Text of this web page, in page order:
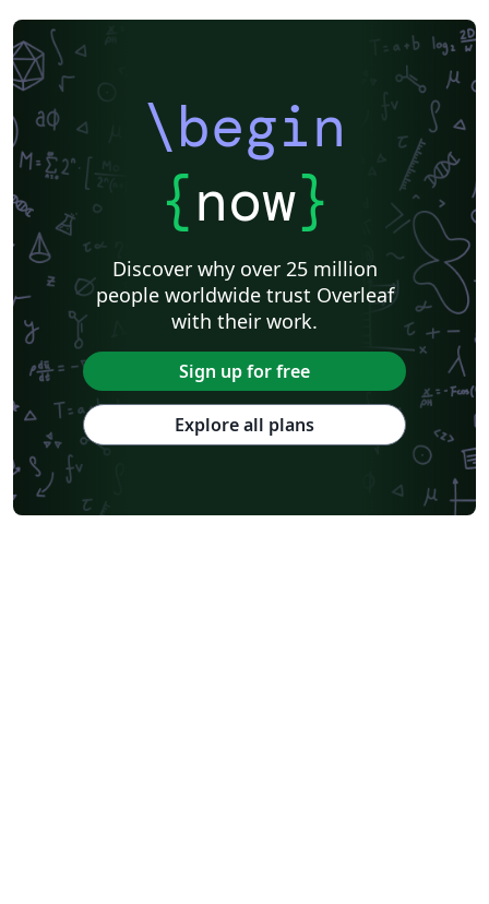
\begin
{now}
Discover why over 25 million
people worldwide trust Overleaf
with their work.
Sign up for free
Explore all plans